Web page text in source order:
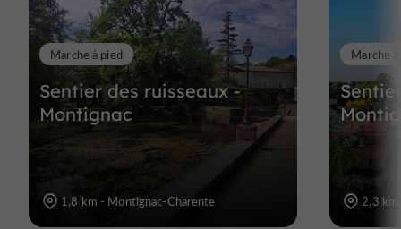
Sentier des ruisseaux -
Montignac
Marche à pied
1,8 km - Montignac-Charente
Marche
2,3 km